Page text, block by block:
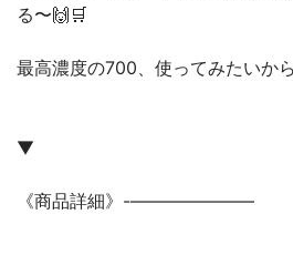
る〜🙌🛒
最高濃度の700、使ってみたいか
▼
《商品詳細》-———————